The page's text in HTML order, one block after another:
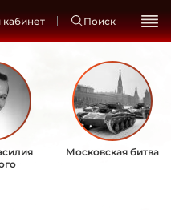
Поиск
Московская битва